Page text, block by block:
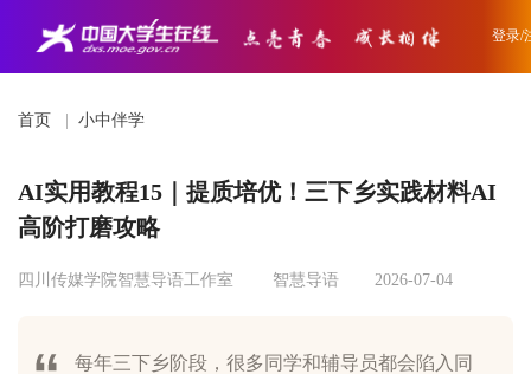
登录/
首页 小中伴学
AI实用教程15｜提质培优！三下乡实践材料AI
高阶打磨攻略
四川传媒学院智慧导语工作室 智慧导语 2026-07-04
每年三下乡阶段，很多同学和辅导员都会陷入同